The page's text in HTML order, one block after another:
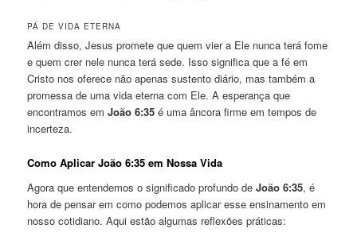
PÁ DE VIDA ETERNA
Além disso, Jesus promete que quem vier a Ele nunca terá fome
e quem crer nele nunca terá sede. Isso significa que a fé em
Cristo nos oferece não apenas sustento diário, mas também a
promessa de uma vida eterna com Ele. A esperança que
encontramos emJoão 6:35 é uma âncora firme em tempos de
incerteza.
Como Aplicar João 6:35 em Nossa Vida
Agora que entendemos o significado profundo deJoão 6:35, é
hora de pensar em como podemos aplicar esse ensinamento em
nosso cotidiano. Aqui estão algumas reflexões práticas: